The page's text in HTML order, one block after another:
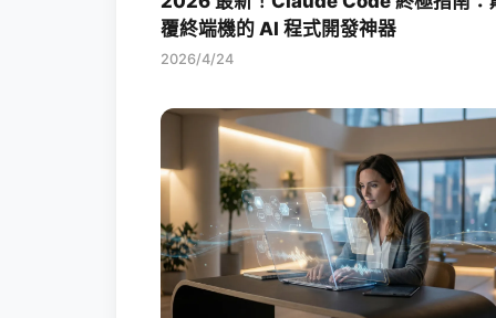
覆終端機的 AI 程式開發神器
2026/4/24